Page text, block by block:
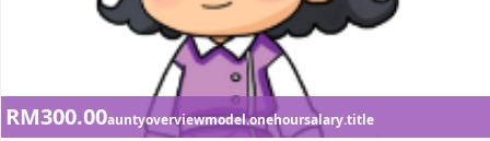
RM300.00auntyoverviewmodel.onehoursalary.title